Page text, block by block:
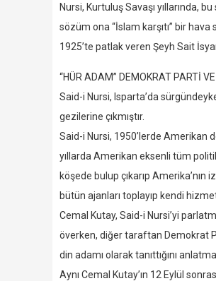
Nursi, Kurtuluş Savaşı yıllarında,
sözüm ona “İslam karşıtı” bir
1925’te patlak veren Şeyh Sait
“HÜR ADAM” DEMOKRAT PARTİ VE
Said-i Nursi, Isparta’da
gezilerine çıkmıştır.
Said-i Nursi, 1950’lerde Amerikan
yıllarda Amerikan eksenli tüm
köşede bulup çıkarıp
bütün ajanları toplayıp kendi
Cemal Kutay, Said-i Nursi’yi
överken, diğer taraftan Demokrat
din adamı olarak tanıttığını
Aynı Cemal Kutay’ın 12 Eylül